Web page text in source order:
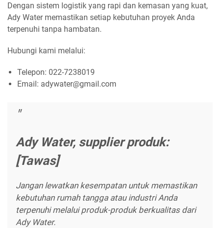
Dengan sistem logistik yang rapi dan kemasan yang kuat,
Ady Water memastikan setiap kebutuhan proyek Anda
terpenuhi tanpa hambatan.
Hubungi kami melalui:
Telepon: 022-7238019
Email: adywater@gmail.com
Ady Water, supplier produk:
[Tawas]
Jangan lewatkan kesempatan untuk memastikan
kebutuhan rumah tangga atau industri Anda
terpenuhi melalui produk-produk berkualitas dari
Ady Water.